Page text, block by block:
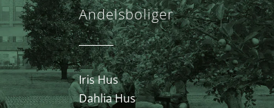
Andelsboliger
Iris Hus
Dahlia Hus